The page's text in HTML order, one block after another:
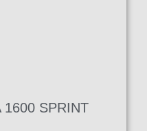
1600 SPRINT